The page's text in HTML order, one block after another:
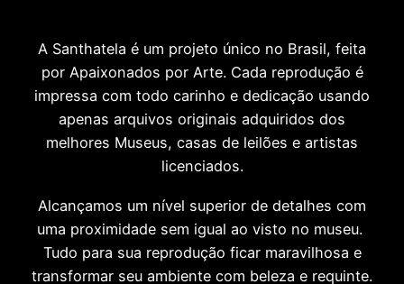
A Santhatela é um projeto único no Brasil, feita
por Apaixonados por Arte. Cada reprodução é
impressa com todo carinho e dedicação usando
apenas arquivos originais adquiridos dos
melhores Museus, casas de leilões e artistas
licenciados.
Alcançamos um nível superior de detalhes com
uma proximidade sem igual ao visto no museu.
Tudo para sua reprodução ficar maravilhosa e
transformar seu ambiente com beleza e requinte.